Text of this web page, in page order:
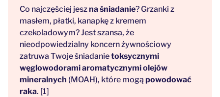
Co najczęściej jeszna śniadanie? Grzanki z
masłem, płatki, kanapkę z kremem
czekoladowym? Jest szansa, że
nieodpowiedzialny koncern żywnościowy
zatruwa Twoje śniadanietoksycznymi
węglowodorami aromatycznymi olejów
mineralnych (MOAH), które mogą powodować
raka. [1]